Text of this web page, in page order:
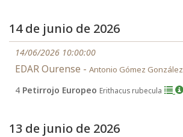
14 de junio de 2026
14/06/2026 10:00:00
EDAR Ourense - Antonio Gómez González
4 Petirrojo Europeo Erithacus rubecula
13 de junio de 2026